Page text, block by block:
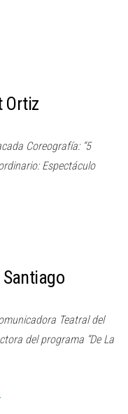
Ortiz
Coreografía: “5
Espectáculo
Santiago
Teatral del
del programa “De La